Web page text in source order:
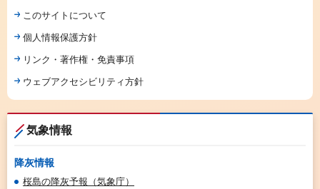
このサイトについて
個人情報保護方針
リンク・著作権・免責事項
ウェブアクセシビリティ方針
気象情報
降灰情報
桜島の降灰予報（気象庁）